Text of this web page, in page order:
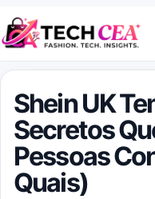
Skip to content
Shein UK
Secretos
Pessoas
Quais)